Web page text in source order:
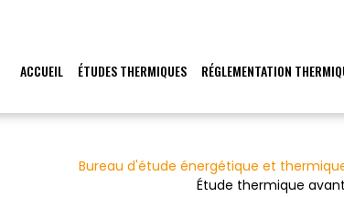
ACCUEIL ÉTUDES THERMIQUES RÉGLEMENTATION
Bureau d'étude énergétique et
Étude thermique